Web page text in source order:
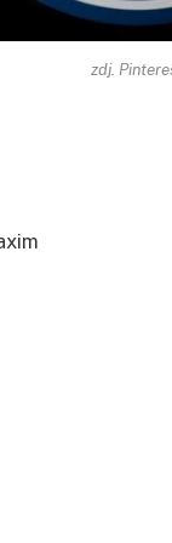
zdj.